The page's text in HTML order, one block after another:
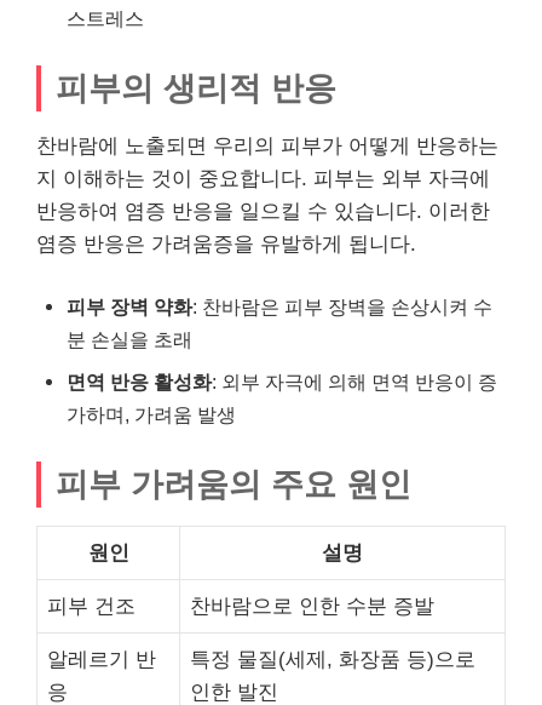
스트레스
피부의 생리적 반응
찬바람에 노출되면 우리의 피부가 어떻게 반응하는
지 이해하는 것이 중요합니다. 피부는 외부 자극에
반응하여 염증 반응을 일으킬 수 있습니다. 이러한
염증 반응은 가려움증을 유발하게 됩니다.
피부 장벽 약화: 찬바람은 피부 장벽을 손상시켜 수
분 손실을 초래
면역 반응 활성화: 외부 자극에 의해 면역 반응이 증
가하며, 가려움 발생
피부 가려움의 주요 원인
원인 설명
피부 건조 찬바람으로 인한 수분 증발
알레르기 반
응
특정 물질(세제, 화장품 등)으로
인한 발진